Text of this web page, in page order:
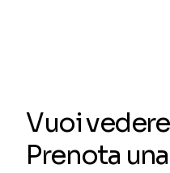
Vuoi
Prenota